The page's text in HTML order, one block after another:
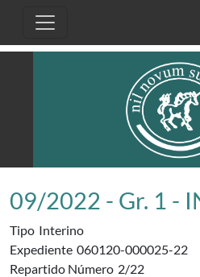
09/2022 - Gr. 1 -
Tipo Interino
Expediente 060120-000025-22
Repartido Número 2/22